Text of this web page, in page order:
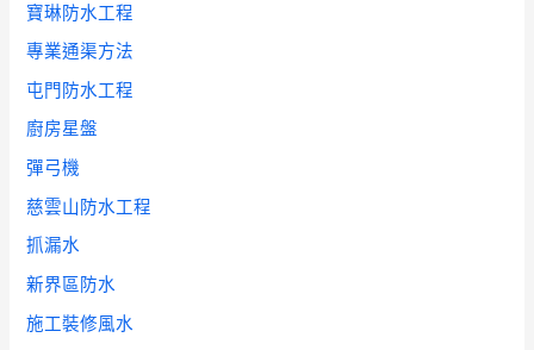
寶琳防水工程
專業通渠方法
屯門防水工程
廚房星盤
彈弓機
慈雲山防水工程
抓漏水
新界區防水
施工裝修風水